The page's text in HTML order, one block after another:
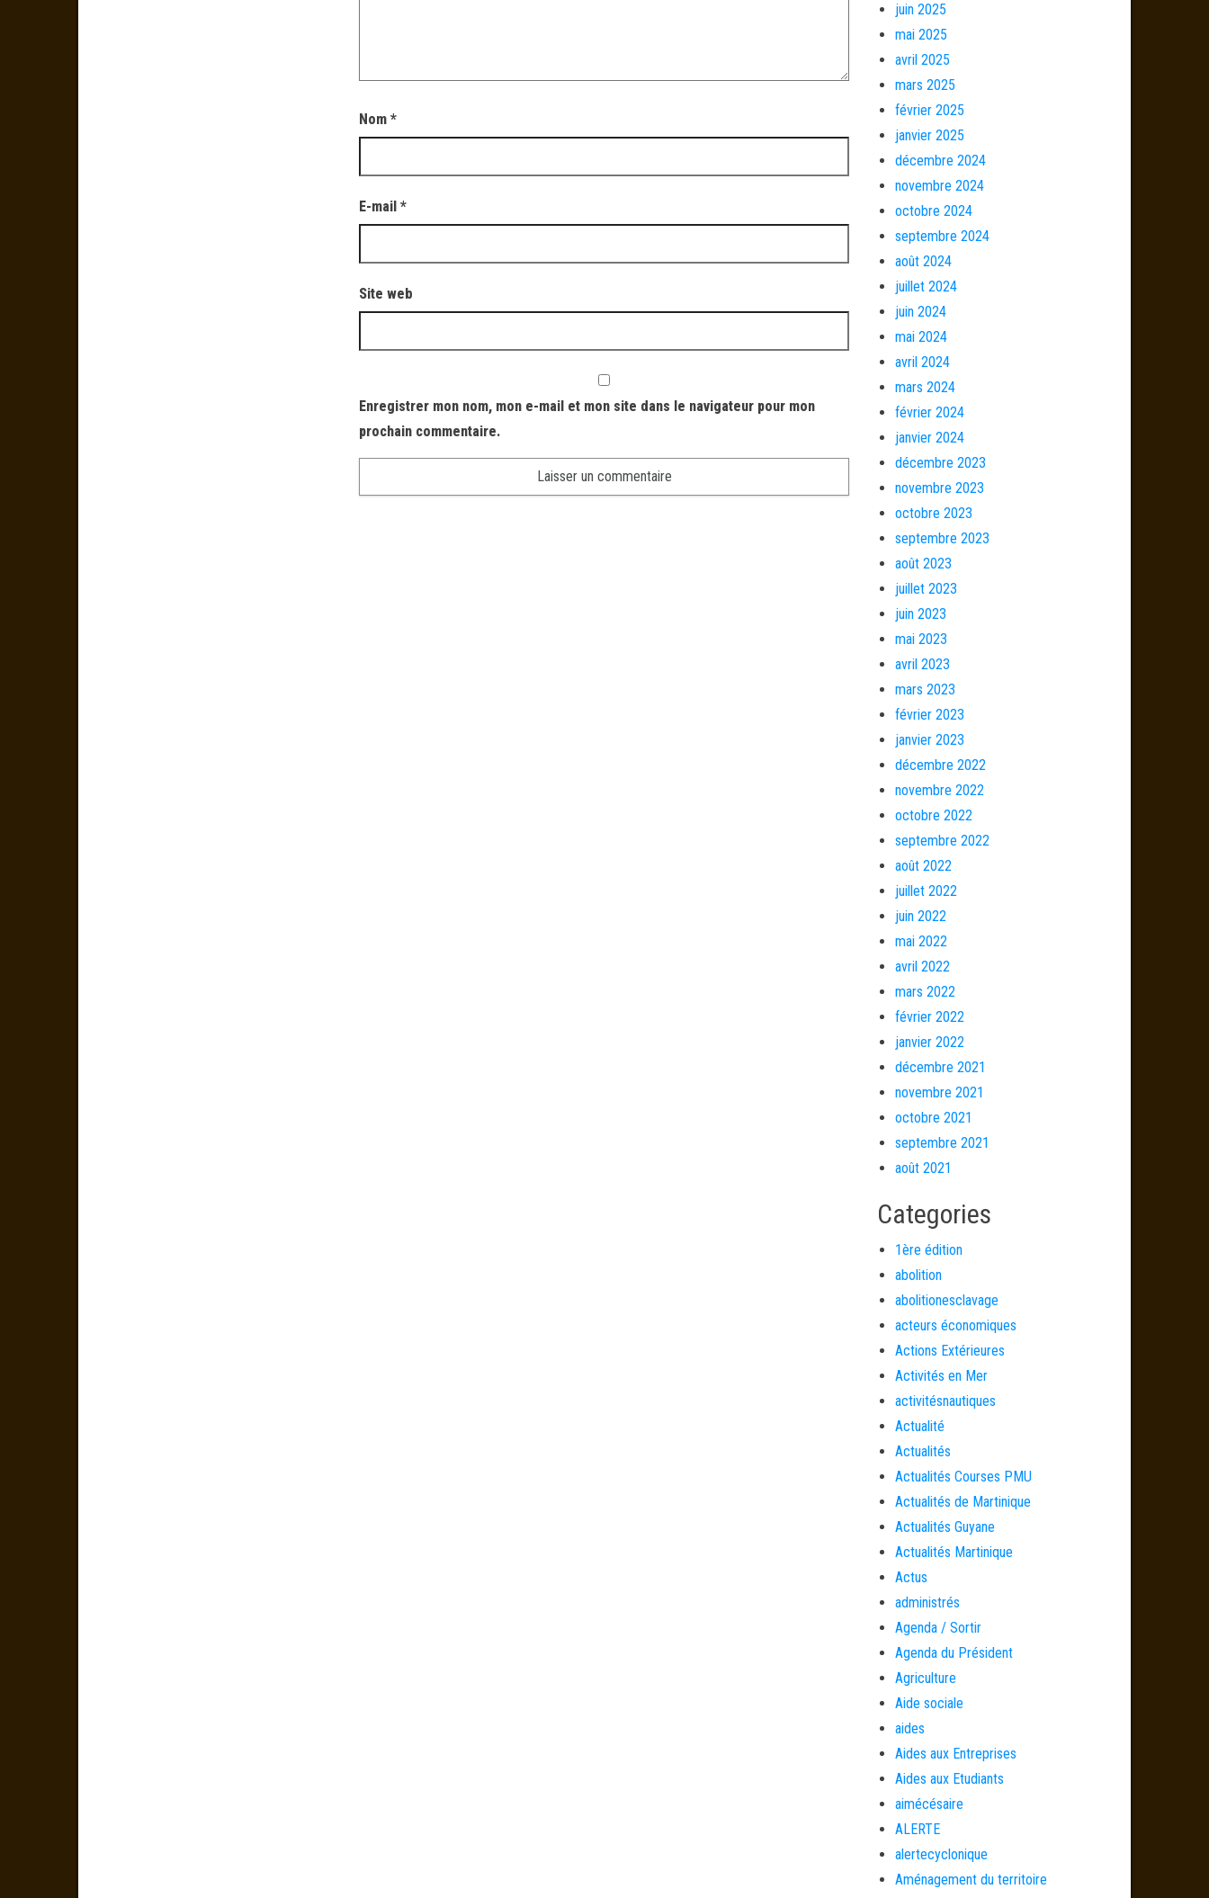
Nom*
E-mail*
Site web
Enregistrer mon nom, mon e-mail et mon site dans le navigateur pour mon
prochain commentaire.
juin 2025
mai 2025
avril 2025
mars 2025
février 2025
janvier 2025
décembre 2024
novembre 2024
octobre 2024
septembre 2024
août 2024
juillet 2024
juin 2024
mai 2024
avril 2024
mars 2024
février 2024
janvier 2024
décembre 2023
novembre 2023
octobre 2023
septembre 2023
août 2023
juillet 2023
juin 2023
mai 2023
avril 2023
mars 2023
février 2023
janvier 2023
décembre 2022
novembre 2022
octobre 2022
septembre 2022
août 2022
juillet 2022
juin 2022
mai 2022
avril 2022
mars 2022
février 2022
janvier 2022
décembre 2021
novembre 2021
octobre 2021
septembre 2021
août 2021
Categories
1ère édition
abolition
abolitionesclavage
acteurs économiques
Actions Extérieures
Activités en Mer
activitésnautiques
Actualité
Actualités
Actualités Courses PMU
Actualités de Martinique
Actualités Guyane
Actualités Martinique
Actus
administrés
Agenda / Sortir
Agenda du Président
Agriculture
Aide sociale
aides
Aides aux Entreprises
Aides aux Etudiants
aimécésaire
ALERTE
alertecyclonique
Aménagement du territoire